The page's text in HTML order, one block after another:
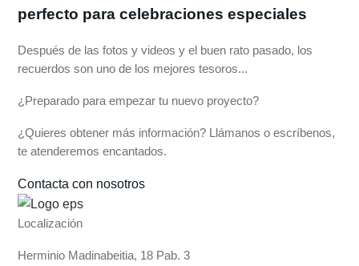
perfecto para celebraciones especiales
Después de las fotos y videos y el buen rato pasado, los
recuerdos son uno de los mejores tesoros...
¿Preparado para empezar tu nuevo proyecto?
¿Quieres obtener más información? Llámanos o escríbenos,
te atenderemos encantados.
Contacta con nosotros
Localización
Herminio Madinabeitia, 18 Pab. 3